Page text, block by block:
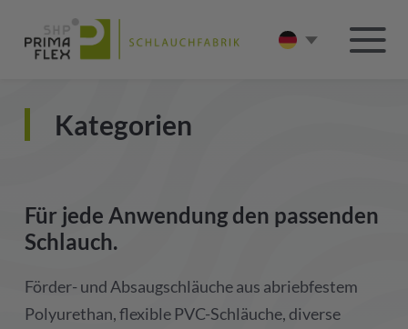
Kategorien
Für jede Anwendung den passenden
Schlauch.
Förder- und Absaugschläuche aus abriebfestem
Polyurethan, flexible PVC-Schläuche, diverse